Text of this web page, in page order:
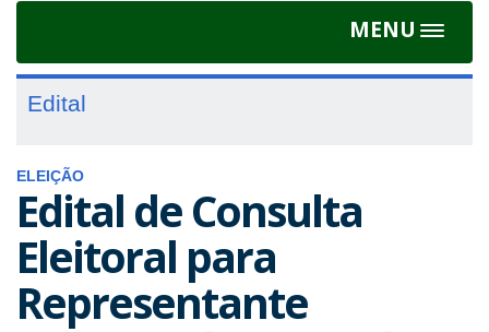
MENU
Toggle
Edital
ELEIÇÃO
Edital de Consulta
Eleitoral para
Representante